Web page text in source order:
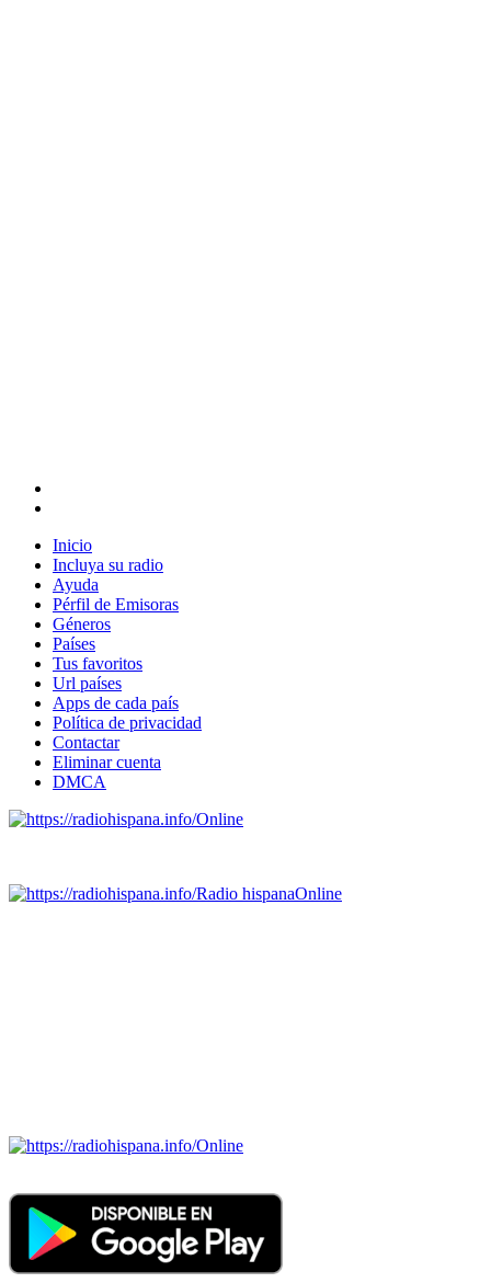
Inicio
Incluya su radio
Ayuda
Pérfil de Emisoras
Géneros
Países
Tus favoritos
Url países
Apps de cada país
Política de privacidad
Contactar
Eliminar cuenta
DMCA
Online
Radio hispanaOnline
Online